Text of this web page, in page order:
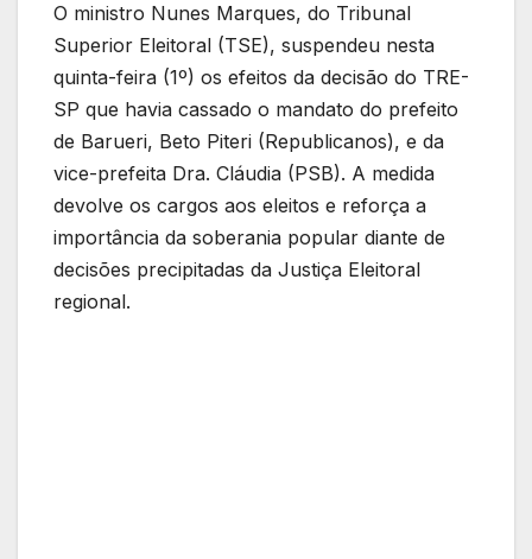
O ministro Nunes Marques, do Tribunal
Superior Eleitoral (TSE), suspendeu nesta
quinta-feira (1º) os efeitos da decisão do TRE-
SP que havia cassado o mandato do prefeito
de Barueri, Beto Piteri (Republicanos), e da
vice-prefeita Dra. Cláudia (PSB). A medida
devolve os cargos aos eleitos e reforça a
importância da soberania popular diante de
decisões precipitadas da Justiça Eleitoral
regional.